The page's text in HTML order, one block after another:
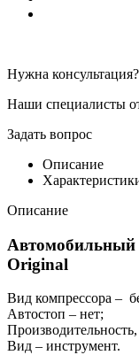
Нужна консультация?
Наши специалисты
Задать вопрос
Описание
Описание
Автомобильный
Original
Вид компрессора –
Автостоп – нет;
Вид – инструмент.